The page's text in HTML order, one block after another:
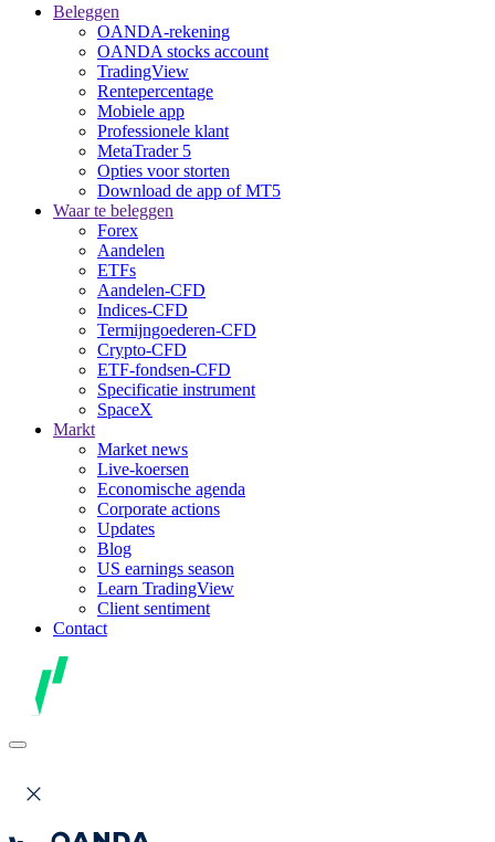
Beleggen
OANDA-rekening
OANDA stocks account
TradingView
Rentepercentage
Mobiele app
Professionele klant
MetaTrader 5
Opties voor storten
Download de app of MT5
Waar te beleggen
Forex
Aandelen
ETFs
Aandelen-CFD
Indices-CFD
Termijngoederen-CFD
Crypto-CFD
ETF-fondsen-CFD
Specificatie instrument
SpaceX
Markt
Market news
Live-koersen
Economische agenda
Corporate actions
Updates
Blog
US earnings season
Learn TradingView
Client sentiment
Contact